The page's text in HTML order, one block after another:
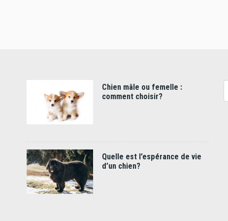
Chien mâle ou femelle :
comment choisir?
Quelle est l’espérance de vie
d’un chien?